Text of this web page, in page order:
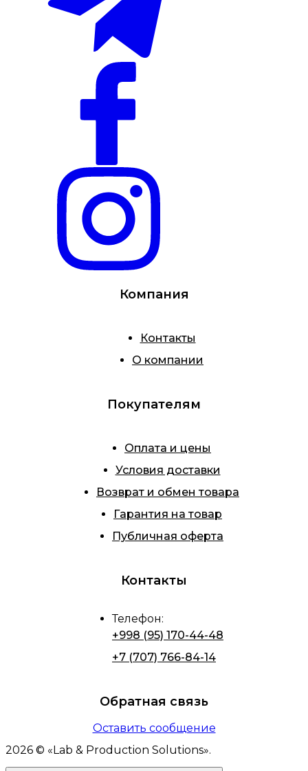
Компания
Контакты
О компании
Покупателям
Оплата и цены
Условия доставки
Возврат и обмен товара
Гарантия на товар
Публичная оферта
Контакты
Телефон:
+998 (95) 170-44-48
+7 (707) 766-84-14
Обратная связь
Оставить сообщение
2026 © « Lab & Production Solutions».